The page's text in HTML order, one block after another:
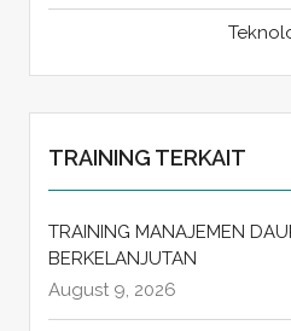
TRAINING TERKAIT
TRAINING MANAJEMEN
BERKELANJUTAN
August 9, 2026